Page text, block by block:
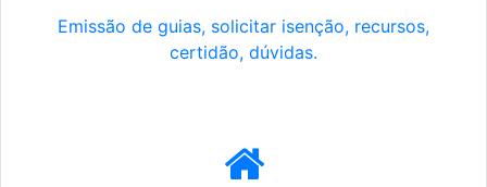
Emissão de guias, solicitar isenção, recursos,
certidão, dúvidas.